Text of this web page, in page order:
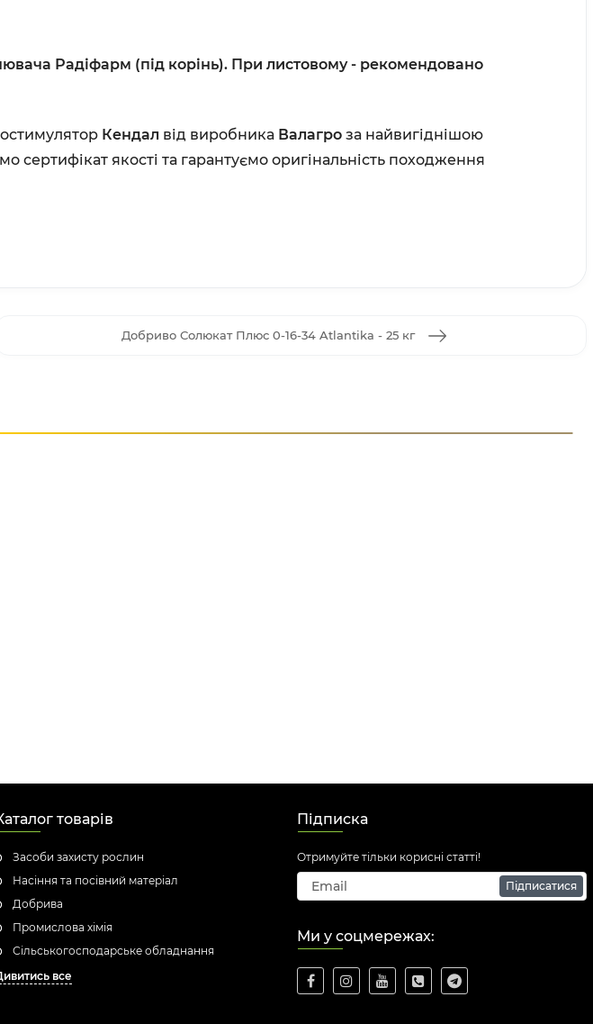
Радіфарм (під корінь). При листовому - рекомендовано
Кендал від виробника Валагро за найвигіднішою
сертифікат якості та гарантуємо оригінальність походження
Добриво Солюкат Плюс 0-16-34 Atlantika - 25 кг
товарів
Засоби захисту рослин
Насіння та посівний матеріал
Добрива
Промислова хімія
Сільськогосподарське обладнання
все
Підписка
Отримуйте тільки корисні статті!
Підписатися
Ми у соцмережах: